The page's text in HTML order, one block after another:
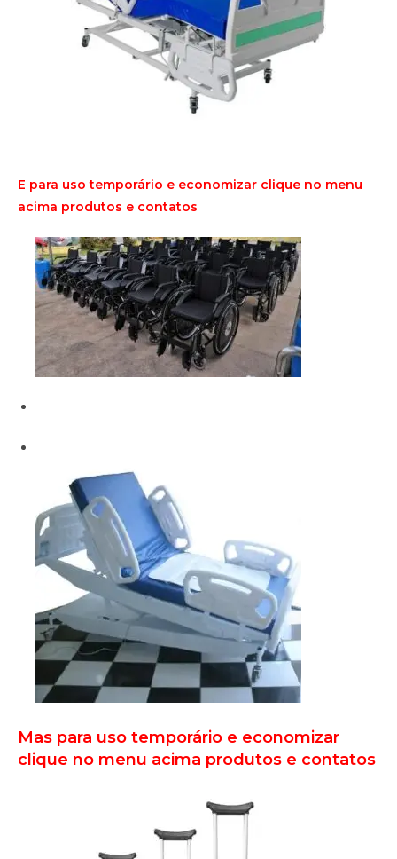
E para uso temporário e economizar clique no menu
acima produtos e contatos
Mas para uso temporário e economizar
clique no menu acima produtos e contatos